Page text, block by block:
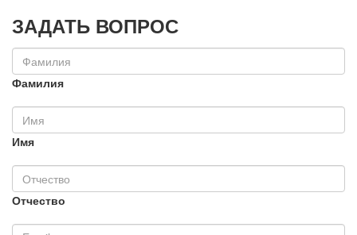
ЗАДАТЬ ВОПРОС
Фамилия
Имя
Отчество